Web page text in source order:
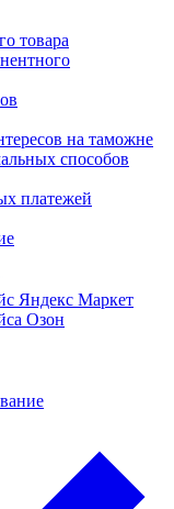
товара
на таможне
способов
платежей
Яндекс Маркет
Озон